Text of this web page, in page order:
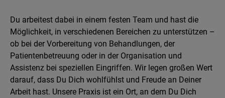
Du arbeitest dabei in einem festen Team und hast die
Möglichkeit, in verschiedenen Bereichen zu unterstützen –
ob bei der Vorbereitung von Behandlungen, der
Patientenbetreuung oder in der Organisation und
Assistenz bei speziellen Eingriffen. Wir legen großen Wert
darauf, dass Du Dich wohlfühlst und Freude an Deiner
Arbeit hast. Unsere Praxis ist ein Ort, an dem Du Dich